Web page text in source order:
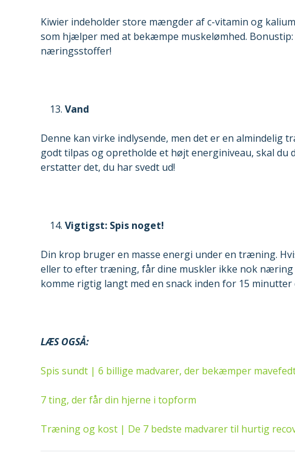
Kiwier indeholder store mængder af c-vitamin og
som hjælper med at bekæmpe muskelømhed.
næringsstoffer!
Vand
Denne kan virke indlysende, men det er en almindelig
godt tilpas og opretholde et højt energiniveau, skal
erstatter det, du har svedt ud!
Vigtigst: Spis noget!
Din krop bruger en masse energi under en træning.
eller to efter træning, får dine muskler ikke nok næring
komme rigtig langt med en snack inden for 15
LÆS OGSÅ:
Spis sundt | 6 billige madvarer, der bekæmper
7 ting, der får din hjerne i topform
Træning og kost | De 7 bedste madvarer til hurtig